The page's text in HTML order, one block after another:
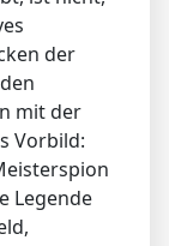
der
mit der
Vorbild:
Legende